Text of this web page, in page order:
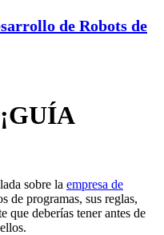
de Robots de
sobre la empresa de
de programas, sus reglas,
que deberías tener antes de